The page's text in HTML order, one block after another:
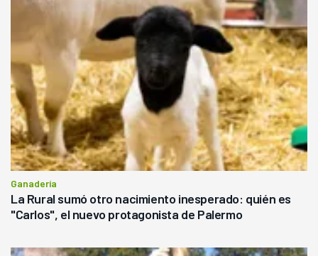
Ganadería
La Rural sumó otro nacimiento inesperado: quién es
"Carlos", el nuevo protagonista de Palermo